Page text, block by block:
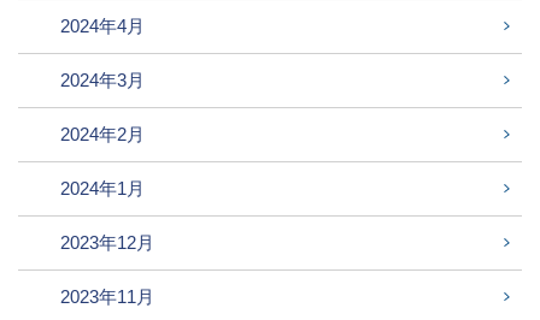
2024年4月
2024年3月
2024年2月
2024年1月
2023年12月
2023年11月